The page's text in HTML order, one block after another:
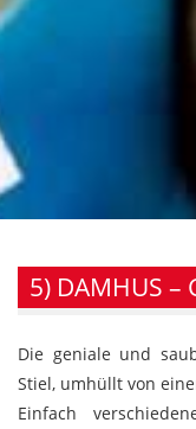
5) DAMHUS –
Die geniale und
Stiel, umhüllt von
Einfach